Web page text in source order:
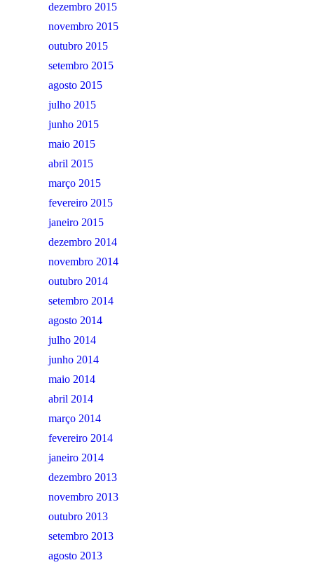
dezembro 2015
novembro 2015
outubro 2015
setembro 2015
agosto 2015
julho 2015
junho 2015
maio 2015
abril 2015
março 2015
fevereiro 2015
janeiro 2015
dezembro 2014
novembro 2014
outubro 2014
setembro 2014
agosto 2014
julho 2014
junho 2014
maio 2014
abril 2014
março 2014
fevereiro 2014
janeiro 2014
dezembro 2013
novembro 2013
outubro 2013
setembro 2013
agosto 2013